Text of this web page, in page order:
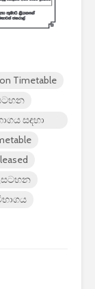
Timetable
සඳහා
දීමට